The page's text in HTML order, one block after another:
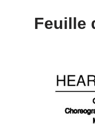
Feuille